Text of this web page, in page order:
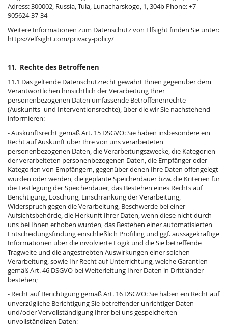
Adress: 300002, Russia, Tula, Lunacharskogo, 1, 304b Phone: +7
905624-37-34
Weitere Informationen zum Datenschutz von Elfsight finden Sie unter:
https://elfsight.com/privacy-policy/
11. Rechte des Betroffenen
11.1 Das geltende Datenschutzrecht gewährt Ihnen gegenüber dem
Verantwortlichen hinsichtlich der Verarbeitung Ihrer
personenbezogenen Daten umfassende Betroffenenrechte
(Auskunfts- und Interventionsrechte), über die wir Sie nachstehend
informieren:
- Auskunftsrecht gemäß Art. 15 DSGVO: Sie haben insbesondere ein
Recht auf Auskunft über Ihre von uns verarbeiteten
personenbezogenen Daten, die Verarbeitungszwecke, die Kategorien
der verarbeiteten personenbezogenen Daten, die Empfänger oder
Kategorien von Empfängern, gegenüber denen Ihre Daten offengelegt
wurden oder werden, die geplante Speicherdauer bzw. die Kriterien für
die Festlegung der Speicherdauer, das Bestehen eines Rechts auf
Berichtigung, Löschung, Einschränkung der Verarbeitung,
Widerspruch gegen die Verarbeitung, Beschwerde bei einer
Aufsichtsbehörde, die Herkunft Ihrer Daten, wenn diese nicht durch
uns bei Ihnen erhoben wurden, das Bestehen einer automatisierten
Entscheidungsfindung einschließlich Profiling und ggf. aussagekräftige
Informationen über die involvierte Logik und die Sie betreffende
Tragweite und die angestrebten Auswirkungen einer solchen
Verarbeitung, sowie Ihr Recht auf Unterrichtung, welche Garantien
gemäß Art. 46 DSGVO bei Weiterleitung Ihrer Daten in Drittländer
bestehen;
- Recht auf Berichtigung gemäß Art. 16 DSGVO: Sie haben ein Recht auf
unverzügliche Berichtigung Sie betreffender unrichtiger Daten
und/oder Vervollständigung Ihrer bei uns gespeicherten
unvollständigen Daten;